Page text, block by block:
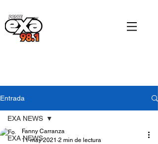
Entrada
EXA NEWS
EXA NEWS
Fanny Carranza
11 may 2021 2 min de lectura